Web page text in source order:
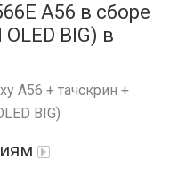
A56 в сборе
BIG) в
A56 + тачскрин +
BIG)